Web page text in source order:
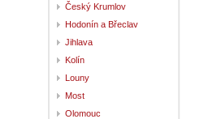
Český Krumlov
Hodonín a Břeclav
Jihlava
Kolín
Louny
Most
Olomouc